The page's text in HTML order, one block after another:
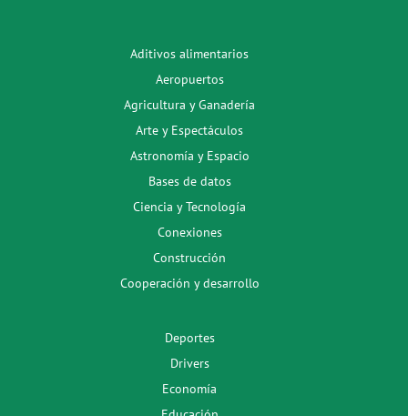
Aditivos alimentarios
Aeropuertos
Agricultura y Ganadería
Arte y Espectáculos
Astronomía y Espacio
Bases de datos
Ciencia y Tecnología
Conexiones
Construcción
Cooperación y desarrollo
Deportes
Drivers
Economía